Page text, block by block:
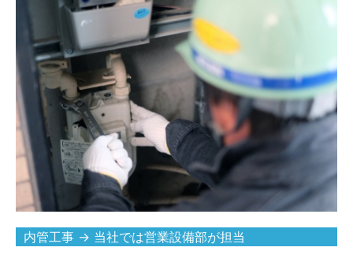
内管工事 → 当社では営業設備部が担当